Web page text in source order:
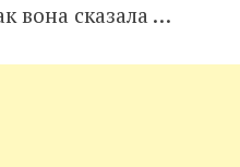
вона сказала …